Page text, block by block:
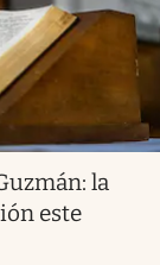
la
este